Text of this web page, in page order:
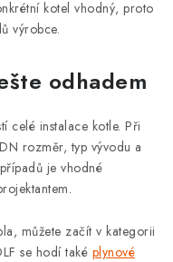
kotel vhodný, proto
výrobce.
odhadem
celé instalace kotle. Při
rozměr, typ vývodu a
je vhodné
můžete začít v kategorii
se hodí také plynové